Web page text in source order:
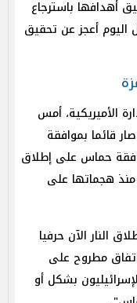
أهدافها باسترجاع
اليوم أعجز عن تحقيق
الأميريكية، أمس
لمدة 6 أسابيع صار قائما بموافقة
حماس على إطلاق
هجماتها على
النار الآن حرفيا
مطروح على
بشكل أو